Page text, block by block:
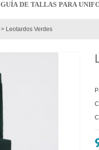
GUÍA DE TALLAS PARA
> Leotardos Verdes